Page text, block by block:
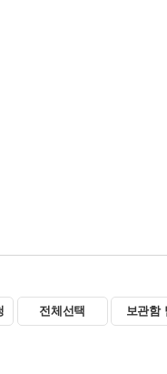
전체선택 보관함